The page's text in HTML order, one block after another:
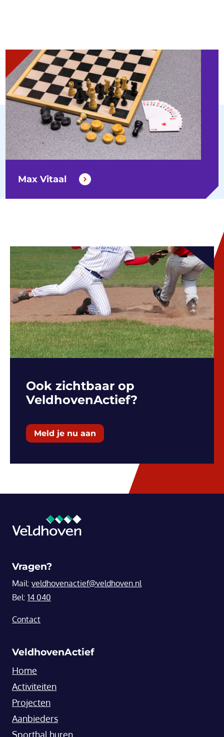
Max Vitaal
Ook zichtbaar op
VeldhovenActief?
Meld je nu aan
Vragen?
Mail: veldhovenactief@veldhoven.nl
Bel: 14 040
Contact
VeldhovenActief
Home
Activiteiten
Projecten
Aanbieders
Sporthal huren